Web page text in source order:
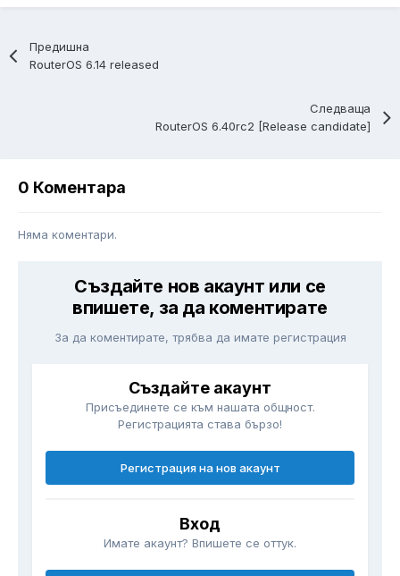
Предишна
RouterOS 6.14 released
Следваща
RouterOS 6.40rc2 [Release candidate]
0 Коментара
Няма коментари.
Създайте нов акаунт или се
впишете, за да коментирате
За да коментирате, трябва да имате регистрация
Създайте акаунт
Присъединете се към нашата общност.
Регистрацията става бързо!
Регистрация на нов акаунт
Вход
Имате акаунт? Впишете се оттук.